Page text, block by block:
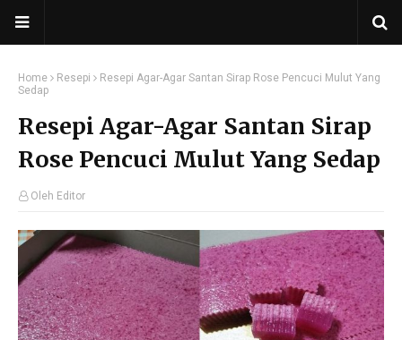
Home Resepi
Resepi Agar-Agar Santan Sirap Rose Pencuci Mulut Yang
Sedap
Resepi Agar-Agar Santan Sirap
Rose Pencuci Mulut Yang Sedap
Oleh Editor